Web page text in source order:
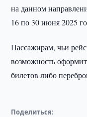
на данном
16 по 30 июня 2025
Пассажирам, чьи
возможность
билетов либо
Поделиться: